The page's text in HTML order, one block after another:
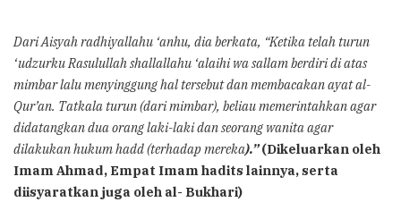
Dari Aisyah radhiyallahu ‘anhu, dia berkata, “Ketika telah turun
‘udzurku Rasulullah shallallahu ‘alaihi wa sallam berdiri di atas
mimbar lalu menyinggung hal tersebut dan membacakan ayat al-
Qur’an. Tatkala turun (dari mimbar), beliau memerintahkan agar
didatangkan dua orang laki-laki dan seorang wanita agar
dilakukan hukum hadd (terhadap mereka).”(Dikeluarkan oleh
Imam Ahmad, Empat Imam hadits lainnya, serta
diisyaratkan juga oleh al- Bukhari)